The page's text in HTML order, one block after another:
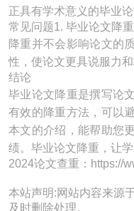
正具有学术意义的毕业论
常见问题1. 毕业论文降
降重并不会影响论文的
性，使论文更具说服力和
结论
毕业论文降重是撰写论
有效的降重方法，可以
本文的介绍，能帮助您
绩。毕业论文降重，让
2024论文查重：https://
本站声明:网站内容来源
及时删除处理。